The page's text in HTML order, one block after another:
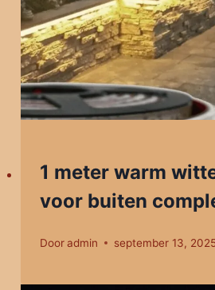
1 meter warm
voor buiten
Door admin september 13,